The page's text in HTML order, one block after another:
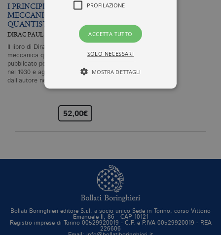
I PRINCIPI DELLA
MECCANICA
QUANTISTICA
DIRAC PAUL A.M.
Il libro di Dirac sulla
meccanica quantistica,
pubblicato per la prima volta
nel 1930 e aggiornato
dall'autore nelle successive…
52,00€
Bollati Boringhieri editore S.r.l. a socio unico Sede in Torino, corso Vittorio
Emanuele II, 86 - CAP 10121
Registro imprese di Torino 00529920019 - C.F. e P.IVA 00529920019 - REA
226606
PROFILAZIONE
ACCETTA TUTTO
SOLO NECESSARI
MOSTRA DETTAGLI
Tecnici ed equiparati
degli utenti e la gestione dell'account. Il
sito Web non può essere utilizzato
correttamente senza i cookie
strettamente necessari. Col rispetto
delle condizioni previste dal Garante, i
cookie analitici sono equiparati ai
tecnici e dunque non necessitano del
consenso.